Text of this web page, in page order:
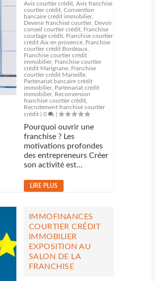
Avis courtier crédit, Avis franchise
courtier crédit, Convention
bancaire crédit immobilier,
Devenir franchisé courtier, Devoir
conseil courtier crédit, Franchise
courtage crédit, Franchise courtier
crédit Aix en provence, Franchise
courtier crédit Bordeaux,
Franchise courtier crédit
immobilier, Franchise courtier
crédit Marignane, Franchise
courtier crédit Marseille,
Partenariat bancaire crédit
immobilier, Partenariat crédit
immobilier, Reconversion
franchisé courtier crédit,
Recrutement franchisé courtier
crédit| 0 |
Pourquoi ouvrir une
franchise ? Les
motivations profondes
des entrepreneurs Créer
son activité est...
LIRE PLUS
IMMOFINANCES
COURTIER CRÉDIT
IMMOBILIER
EXPOSITION AU
SALON DE LA
FRANCHISE